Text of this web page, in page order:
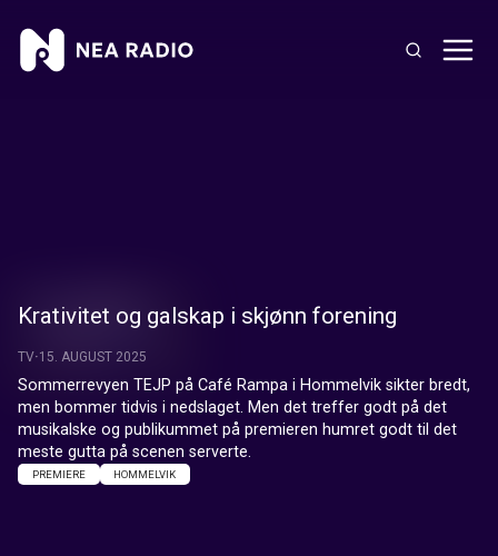
Krativitet og galskap i skjønn forening
TV 15. AUGUST 2025
Sommerrevyen TEJP på Café Rampa i Hommelvik sikter bredt,
men bommer tidvis i nedslaget. Men det treffer godt på det
musikalske og publikummet på premieren humret godt til det
meste gutta på scenen serverte.
PREMIERE HOMMELVIK